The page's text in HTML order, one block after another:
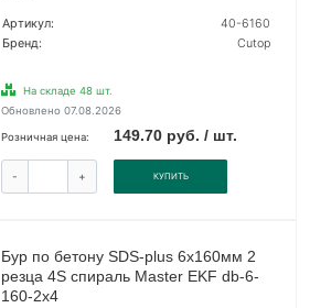
Артикул:
40-6160
Бренд:
Cutop
На складе 48 шт.
Обновлено 07.08.2026
Розничная цена: 149.70 руб. / шт.
- + КУПИТЬ
Бур по бетону SDS-plus 6х160мм 2
резца 4S спираль Master EKF db-6-
160-2x4